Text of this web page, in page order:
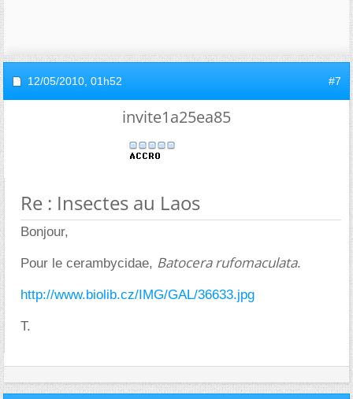
12/05/2010, 01h52 #7
invite1a25ea85
Re : Insectes au Laos
Bonjour,
Pour le cerambycidae, Batocera rufomaculata.
http://www.biolib.cz/IMG/GAL/36633.jpg
T.